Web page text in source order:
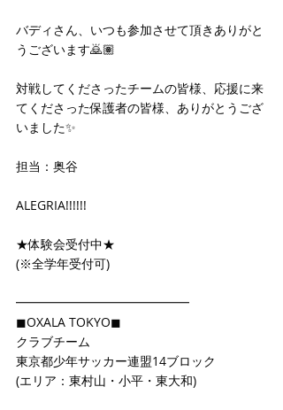
バディさん、いつも参加させて頂きありがと
うございます🙇🏽
対戦してくださったチームの皆様、応援に来
てくださった保護者の皆様、ありがとうござ
いました✨
担当：奥谷
ALEGRIA!!!!!!
★体験会受付中★
(※全学年受付可)
━━━━━━━━━━━━━━
◼OXALA TOKYO◼
クラブチーム
東京都少年サッカー連盟14ブロック
(エリア：東村山・小平・東大和)